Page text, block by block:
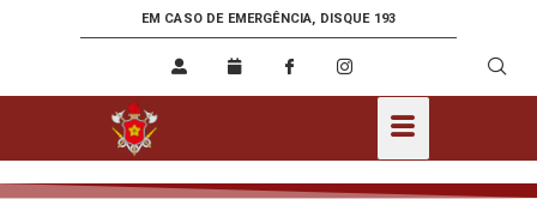
EM CASO DE EMERGÊNCIA, DISQUE 193